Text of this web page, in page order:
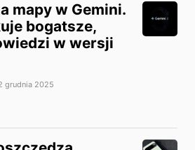
mapy w Gemini.
bogatsze,
w wersji
grudnia 2025